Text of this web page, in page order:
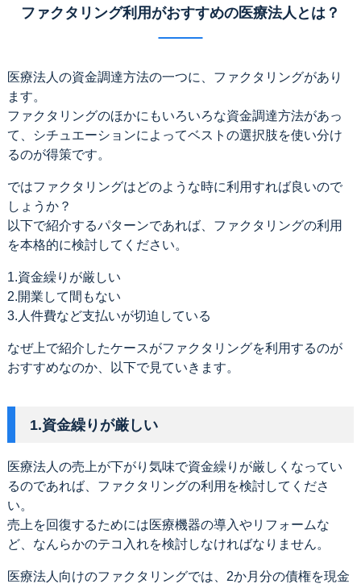
ファクタリング利用がおすすめの医療法人とは？
医療法人の資金調達方法の一つに、ファクタリングがあり
ます。
ファクタリングのほかにもいろいろな資金調達方法があっ
て、シチュエーションによってベストの選択肢を使い分け
るのが得策です。
ではファクタリングはどのような時に利用すれば良いので
しょうか？
以下で紹介するパターンであれば、ファクタリングの利用
を本格的に検討してください。
1.資金繰りが厳しい
2.開業して間もない
3.人件費など支払いが切迫している
なぜ上で紹介したケースがファクタリングを利用するのが
おすすめなのか、以下で見ていきます。
1.資金繰りが厳しい
医療法人の売上が下がり気味で資金繰りが厳しくなってい
るのであれば、ファクタリングの利用を検討してくださ
い。
売上を回復するためには医療機器の導入やリフォームな
ど、なんらかのテコ入れを検討しなければなりません。
医療法人向けのファクタリングでは、2か月分の債権を現金